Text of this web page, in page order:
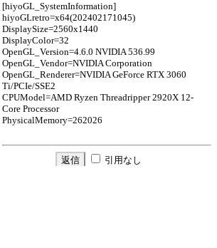
[hiyoGL_SystemInformation]
hiyoGLretro=x64(202402171045)
DisplaySize=2560x1440
DisplayColor=32
OpenGL_Version=4.6.0 NVIDIA 536.99
OpenGL_Vendor=NVIDIA Corporation
OpenGL_Renderer=NVIDIA GeForce RTX 3060
Ti/PCIe/SSE2
CPUModel=AMD Ryzen Threadripper 2920X 12-
Core Processor
PhysicalMemory=262026
引用なし